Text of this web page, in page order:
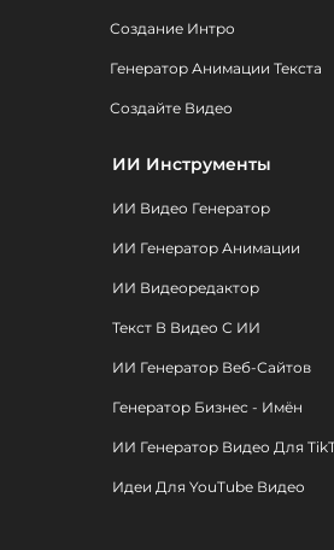
Создание Интро
Генератор Анимации Текста
Создайте Видео
ИИ Инструменты
ИИ Видео Генератор
ИИ Генератор Анимации
ИИ Видеоредактор
Текст В Видео С ИИ
ИИ Генератор Веб-Сайтов
Генератор Бизнес - Имён
ИИ Генератор Видео Для
Идеи Для YouTube Видео